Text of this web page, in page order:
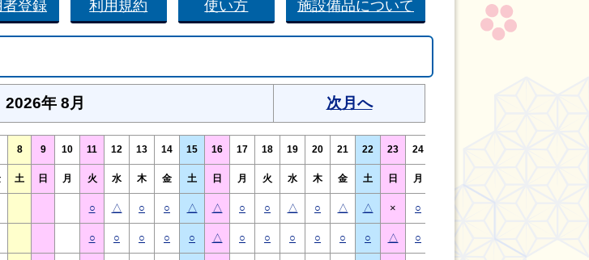
登録 利用規約 使い方 施設備品について
2026年 8月 次月へ
8 9 10 11 12 13 14 15 16 17 18 19 20 21 22 23 24
土 日 月 火 水 木 金 土 日 月 火 水 木 金 土 日 月
○ △ ○ ○ △ △ ○ ○ △ ○ △ △ × ○
○ ○ ○ ○ ○ △ ○ ○ ○ ○ ○ ○ △ ○ ○